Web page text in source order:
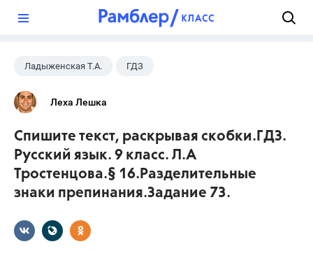
Ладыженская Т.А. ГДЗ
Русский язык
Леха Лешка
Спишите текст, раскрывая скобки.ГДЗ.
Русский язык. 9 класс. Л.А
Тростенцова.§ 16.Разделительные
знаки препинания.Задание 73.